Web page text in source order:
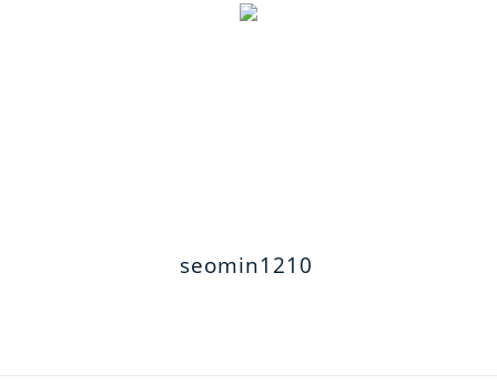
seomin1210